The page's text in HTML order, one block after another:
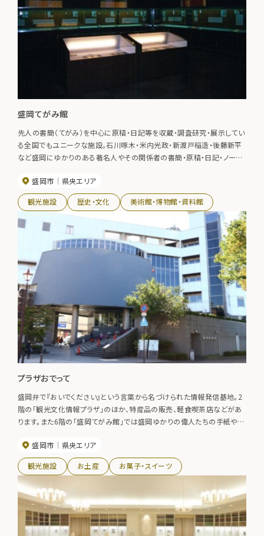
盛岡てがみ館
先人の書簡（てがみ）を中心に原稿・日記等を収蔵・調査研究・展示してい
る全国でもユニークな施設。石川啄木・米内光政・新渡戸稲造・後藤新平
など盛岡にゆかりのある著名人やその関係者の書簡・原稿・日記・ノート、
している。
盛岡市 県央エリア
観光施設 歴史・文化 美術館・博物館・資料館
プラザおでって
盛岡弁で『おいでください』という言葉から名づけられた情報発信基地。2
階の「観光文化情報プラザ」のほか、特産品の販売、軽食喫茶店などがあ
ります。また6階の「盛岡てがみ館」では盛岡ゆかりの偉人たちの手紙や日
盛岡市
県央エリア
観光施設 お土産 お菓子・スイーツ